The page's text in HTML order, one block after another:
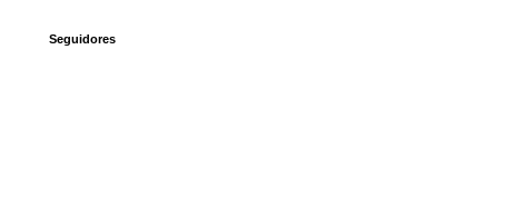
Seguidores